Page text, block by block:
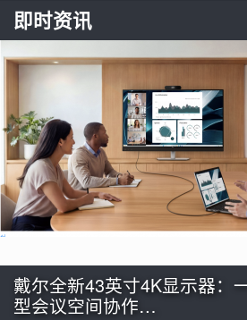
即时资讯
戴尔全新43英寸4K显示器：
型会议空间协作…